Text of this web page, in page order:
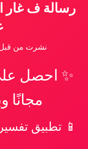
رسالة ف غار
نشرت من
✨ احصل